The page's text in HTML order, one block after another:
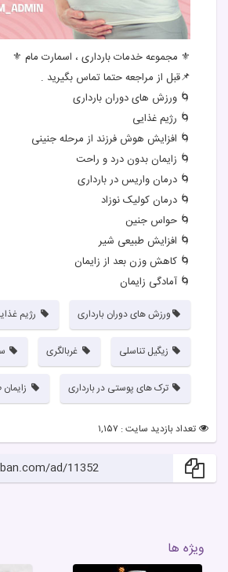
⚜️ مجموعه خدمات بارداری ، اسمارت مام ⚜️
📌قبل از مراجعه حتما تماس بگیرید .
🌀 ورزش های دوران بارداری
🌀 رژیم غذایی
🌀 افزایش هوش فرزند از مرحله جنینی
🌀 زایمان بدون درد و راحت
🌀 درمان واریس در بارداری
🌀 درمان کولیک نوزاد
🌀 حواس جنین
🌀 افزایش طبیعی شیر
🌀 کاهش وزن بعد از زایمان
🌀 آمادگی زایمان
ورزش های دوران بارداری رژیم
زیگیل تناسلی غربالگری
ترک های پوستی در بارداری
تعداد بازدید سایت : ۱,۱۵۷
ad/11352
ویژه ها